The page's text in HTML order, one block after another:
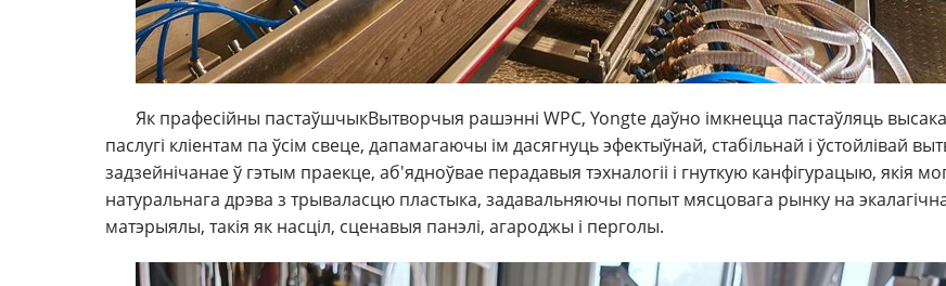
Як прафесійны пастаўшчыкВытворчыя рашэнні WPC, Yongte даўно імкнецца пастаўляць
паслугі кліентам па ўсім свеце, дапамагаючы ім дасягнуць эфектыўнай, стабільнай і ўстойлівай
задзейнічанае ў гэтым праекце, аб'ядноўвае перадавыя тэхналогіі і гнуткую канфігурацыю, якія
натуральнага дрэва з трываласцю пластыка, задавальняючы попыт мясцовага рынку на
матэрыялы, такія як насціл, сценавыя панэлі, агароджы і перголы.